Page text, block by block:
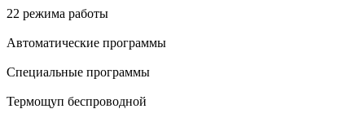
22 режима работы
Автоматические программы
Специальные программы
Термощуп беспроводной